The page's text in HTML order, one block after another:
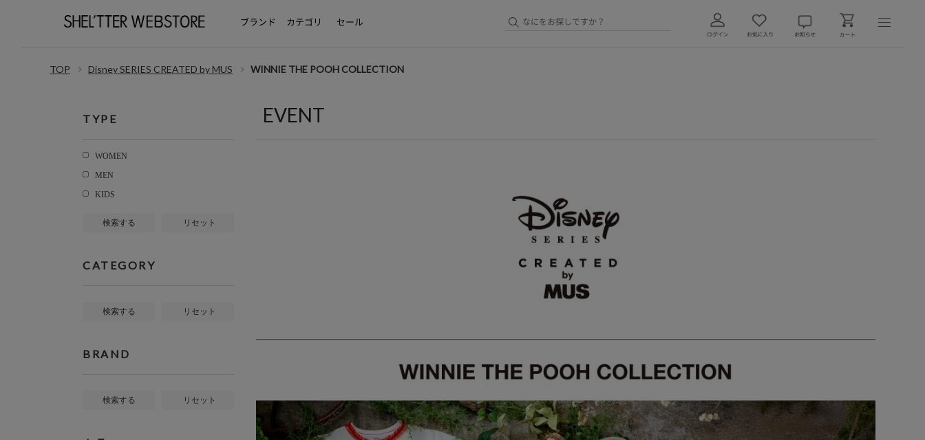
ブランド カテゴリ セール
TOP Disney SERIES CREATED by MUS WINNIE THE POOH COLLECTION
TYPE
WOMEN
MEN
KIDS
検索する リセット
CATEGORY
検索する リセット
BRAND
検索する リセット
EVENT